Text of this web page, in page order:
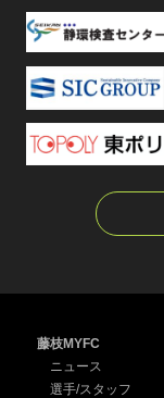
藤枝MYFC
ニュース
選手/スタッフ